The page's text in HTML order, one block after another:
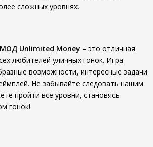
сложных уровнях.
МОД Unlimited Money – это отличная
любителей уличных гонок. Игра
возможности, интересные задачи
Не забывайте следовать нашим
пройти все уровни, становясь
гонок!